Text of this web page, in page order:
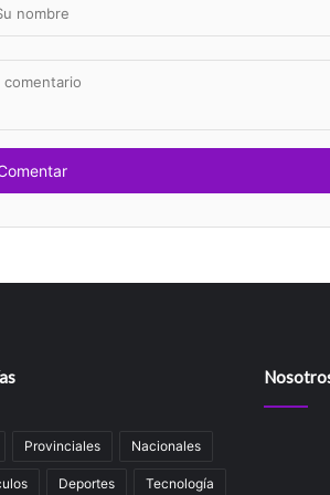
Provinciales Nacionales
Deportes Tecnología